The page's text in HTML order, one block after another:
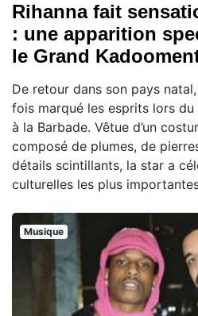
Rihanna fait
: une apparition
le Grand
De retour dans son pays
fois marqué les esprits lors
à la Barbade. Vêtue d’un
composé de plumes, de
détails scintillants, la star a
culturelles les plus
Musique